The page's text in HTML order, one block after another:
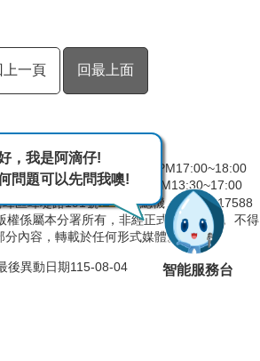
上一頁 回最上面
彈性下班時間：PM17:00~18:00
~ 星期五 AM09:00~12:30 PM13:30~17:00
區峰堤路191號
總機：04-23317588
係屬本分署所有，非經正式書面同意， 不得
分內容，轉載於任何形式媒體。
後異動日期115-08-04
，我是阿滴仔!
問題可以先問我噢!
智能服務台